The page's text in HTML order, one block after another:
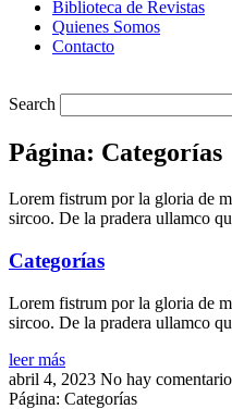
Biblioteca de Revistas
Quienes Somos
Contacto
Search
Página: Categorías
Lorem fistrum por la gloria de
sircoo. De la pradera ullamco
Categorías
Lorem fistrum por la gloria de
sircoo. De la pradera ullamco
leer más
abril 4, 2023 No hay
Página: Categorías